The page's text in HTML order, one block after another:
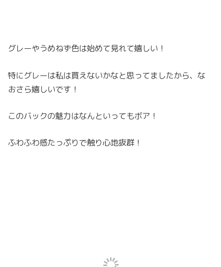
グレーやうめねず色は始めて見れて嬉しい！
特にグレーは私は買えないかなと思ってましたから、な
おさら嬉しいです！
このバックの魅力はなんといってもボア！
ふわふわ感たっぷりで触り心地抜群！